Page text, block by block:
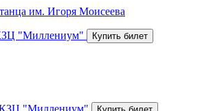
им. Игоря Моисеева
"Миллениум"
"Миллениум"